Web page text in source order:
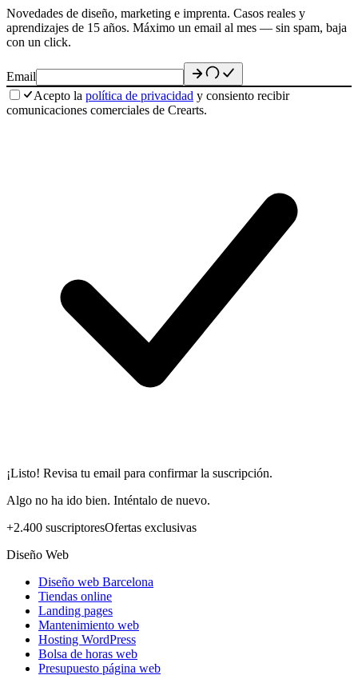
Novedades de diseño, marketing e imprenta. Casos reales y
aprendizajes de 15 años. Máximo un email al mes — sin spam, baja
con un click.
Email
Acepto la política de privacidad y consiento recibir
comunicaciones comerciales de Crearts.
¡Listo! Revisa tu email para confirmar la suscripción.
Algo no ha ido bien. Inténtalo de nuevo.
+2.400 suscriptoresOfertas exclusivas
Diseño Web
Diseño web Barcelona
Tiendas online
Landing pages
Mantenimiento web
Hosting WordPress
Bolsa de horas web
Presupuesto página web